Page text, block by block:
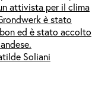
attivista per il clima
è stato
ed è stato accolto
Soliani